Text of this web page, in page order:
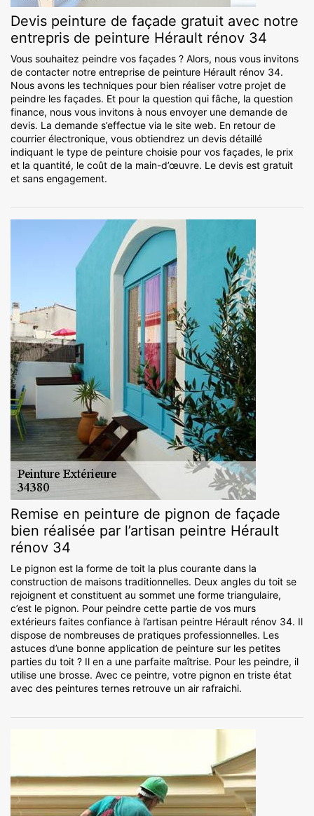
Devis peinture de façade gratuit avec notre
entrepris de peinture Hérault rénov 34
Vous souhaitez peindre vos façades ? Alors, nous vous invitons
de contacter notre entreprise de peinture Hérault rénov 34.
Nous avons les techniques pour bien réaliser votre projet de
peindre les façades. Et pour la question qui fâche, la question
finance, nous vous invitons à nous envoyer une demande de
devis. La demande s’effectue via le site web. En retour de
courrier électronique, vous obtiendrez un devis détaillé
indiquant le type de peinture choisie pour vos façades, le prix
et la quantité, le coût de la main-d’œuvre. Le devis est gratuit
et sans engagement.
Remise en peinture de pignon de façade
bien réalisée par l’artisan peintre Hérault
rénov 34
Le pignon est la forme de toit la plus courante dans la
construction de maisons traditionnelles. Deux angles du toit se
rejoignent et constituent au sommet une forme triangulaire,
c’est le pignon. Pour peindre cette partie de vos murs
extérieurs faites confiance à l’artisan peintre Hérault rénov 34. Il
dispose de nombreuses de pratiques professionnelles. Les
astuces d’une bonne application de peinture sur les petites
parties du toit ? Il en a une parfaite maîtrise. Pour les peindre, il
utilise une brosse. Avec ce peintre, votre pignon en triste état
avec des peintures ternes retrouve un air rafraichi.